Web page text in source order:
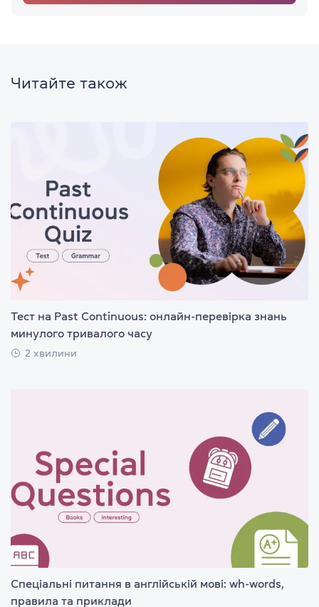
Читайте також
Тест на Past Continuous: онлайн-перевірка знань
минулого тривалого часу
2 хвилини
Спеціальні питання в англійській мові: wh-words,
правила та приклади